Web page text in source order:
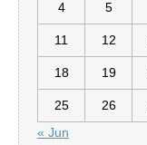
4 5
11 12
18 19
25 26
« Jun